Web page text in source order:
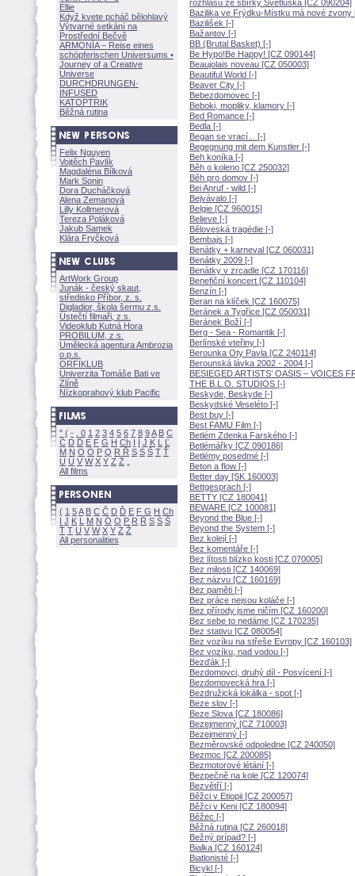
Ellie
Když kvete pcháč bělohlavý
Výtvarné setkání na
Prostřední Bečvě
ARMONÍA – Reise eines
schöpferischen Universums •
Journey of a Creative
Universe
DURCHDRUNGEN·
INFUSED
KATOPTRIK
Běžná rutina
Felix Nguyen
Vojtěch Pavlík
Magdaléna Bílkov
Mark Sonin
Dora Ducháčkov
Alena Zemanov
Lilly Kollmerov
Tereza Polákov
Jakub Samek
Klára Fryčkov
ArtWork Group
Junák - český skaut,
středisko Příbor, z. s.
Digladior, škola šermu z.s.
Ústečtí filmaři, z.s.
Videoklub Kutná Hora
PROBILUM, z.s.
Umělecká agentura Ambrozia
o.p.s.
ORFIKLUB
Univerzita Tomáše Bati ve
Zlíně
Nízkoprahový klub Pacific
" ( - 0 1 2 3 4 5 6 7 8 9A B C
Č D Ď E F G H Ch I Í J K L
Ľ
M N O Ó P Q R Ř S Ś T Ť
U Ú V W X Y Z
All films
( 1 5A B C Č D Ď E F G H Ch
I J K L M N Ó O P R Ř S Ś
Ť T U V W X Y Z
All personalities
rozhlasu ze sbírky Světluška [CZ 090204]
Bazilika ve Frýdku-Místku má nové zvony
Bazilišek [-]
Bažantov [-]
BB (Brutal Basket) [-]
Be Hypo!Be Happy! [CZ 090144]
Beaujolais noveau [CZ 050003]
Beautiful World [-]
Beaver City [-]
Bebezdomovec [-]
Beboki, mopliky, klamory [-]
Bed Romance [-]
Bedĺa [-]
Began se vrací... [-]
Begegnung mit dem Kunstler [-]
Beh koníka [-]
Běh o koleno [CZ 250032]
Běh pro domov [-]
Bei Anruf - wild [-]
Bejvávalo [-]
Belgie [CZ 960015]
Believe [-]
Běloveská tragédie [-]
Bembajs [-]
Benátky + karneval [CZ 060031]
Benátky 2009 [-]
Benátky v zrcadle [CZ 170116]
Benefiční koncert [CZ 110104]
Benzín [-]
Beran na klíček [CZ 160075]
Beránek a Tygřice [CZ 050031]
Beránek Boží [-]
Berg - Sea - Romantik [-]
Berlínské vteřiny [-]
Berounka Oty Pavla [CZ 240114]
Berounská lávka 2002 - 2004 [-]
BESIEGED ARTISTS’ OASIS – VOICES
THE B.L.O. STUDIOS [-]
Beskyde, Beskyde [-]
Beskydské Veseléto [-]
Best buy [-]
Best FAMU Film [-]
Betlém Zdenka Farského [-]
Betlémářky [CZ 090186]
Betlémy posedmé [-]
Beton a flow [-]
Better day [SK 160003]
Bettgesprach [-]
BETTY [CZ 180041]
BEWARE [CZ 100081]
Beyond the Blue [-]
Beyond the System [-]
Bez kolejí [-]
Bez komentáře [-]
Bez lítosti blízko kosti [CZ 070005]
Bez milosti [CZ 140069]
Bez názvu [CZ 160169]
Bez paměti [-]
Bez práce nejsou koláče [-]
Bez přírody jsme ničím [CZ 160200]
Bez sebe to nedáme [CZ 170235]
Bez stativu [CZ 080054]
Bez vozíku na střeše Evropy [CZ 160103]
Bez vozíku, nad vodou [-]
Bezďák [-]
Bezdomovci, druhý díl - Posvícení [-]
Bezdomovecká hra [-]
Bezdružická lokálka - spot [-]
Beze slov [-]
Beze Slova [CZ 180086]
Bezejmenný [CZ 710003]
Bezejmenný [-]
Bezměrovské odpoledne [CZ 240050]
Bezmoc [CZ 200085]
Bezmotorové létání [-]
Bezpečně na kole [CZ 120074]
Bezvětří [-]
Běžci v Etiopii [CZ 200057]
Běžci v Keni [CZ 180094]
Běžec [-]
Běžná rutina [CZ 260018]
Bežný prípad? [-]
Bialka [CZ 160124]
Biatlonisté [-]
Bicykl [-]